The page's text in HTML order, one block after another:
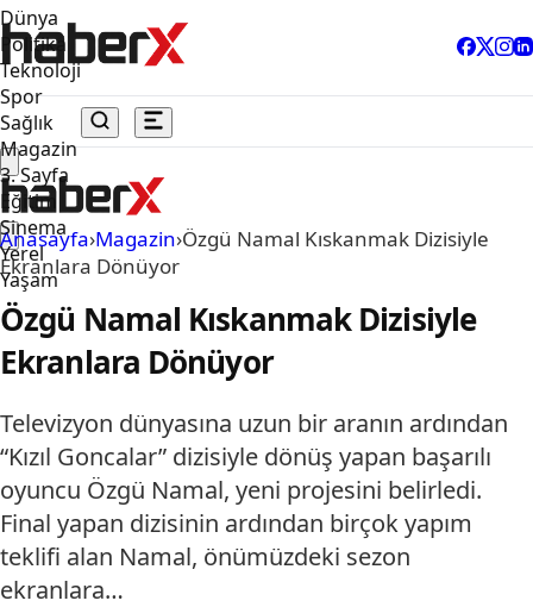
Dünya
Politika
Teknoloji
Spor
Sağlık
Magazin
3. Sayfa
Eğitim
Sinema
Yerel
Yaşam
Anasayfa›Magazin›Özgü Namal Kıskanmak Dizisiyle
Ekranlara Dönüyor
Özgü Namal Kıskanmak Dizisiyle
Ekranlara Dönüyor
Televizyon dünyasına uzun bir aranın ardından
“Kızıl Goncalar” dizisiyle dönüş yapan başarılı
oyuncu Özgü Namal, yeni projesini belirledi.
Final yapan dizisinin ardından birçok yapım
teklifi alan Namal, önümüzdeki sezon
ekranlara…